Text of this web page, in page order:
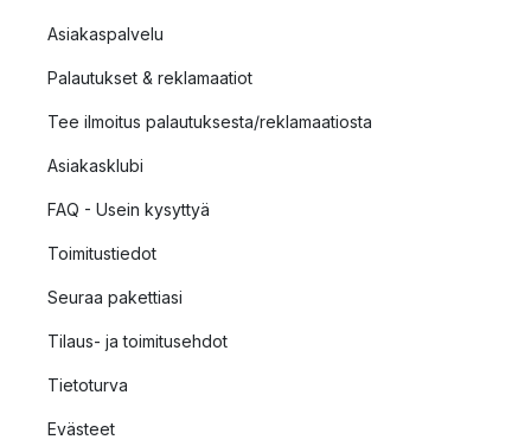
Asiakaspalvelu
Palautukset & reklamaatiot
Tee ilmoitus palautuksesta/reklamaatiosta
Asiakasklubi
FAQ - Usein kysyttyä
Toimitustiedot
Seuraa pakettiasi
Tilaus- ja toimitusehdot
Tietoturva
Evästeet